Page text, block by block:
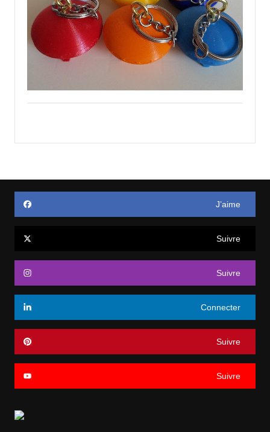
J’aime
Suivre
Suivre
Connecter
Suivre
Suivre